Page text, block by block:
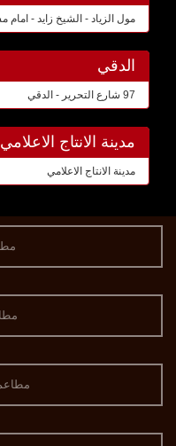
مول الزياد - الشيخ زايد -
الدقي
97 شارع التحرير - الدقي
مدينة الانتاج الاعلامي
مدينة الانتاج الاعلامي